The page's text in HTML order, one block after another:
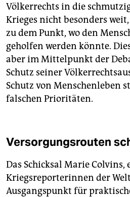
Völkerrechts in die
Krieges nicht besonders
zu dem Punkt, wo den
geholfen werden könnte.
aber im Mittelpunkt der
Schutz seiner
Schutz von Menschenleben
falschen Prioritäten.
Versorgungsrouten
Das Schicksal Marie
Kriegsreporterinnen der
Ausgangspunkt für